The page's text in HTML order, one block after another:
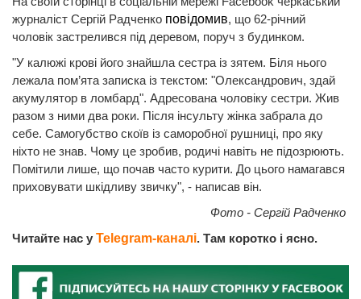
журналіст Сергій Радченко повідомив, що 62-річний
чоловік застрелився під деревом, поруч з будинком.
"У калюжі крові його знайшла сестра із зятем. Біля нього
лежала пом’ята записка із текстом: "Олександрович, здай
акумулятор в ломбард". Адресована чоловіку сестри. Жив
разом з ними два роки. Після інсульту жінка забрала до
себе. Самогубство скоїв із саморобної рушниці, про яку
ніхто не знав. Чому це зробив, родичі навіть не підозрюють.
Помітили лише, що почав часто курити. До цього намагався
приховувати шкідливу звичку", - написав він.
Фото - Сергій Радченко
Читайте нас у Telegram-каналі. Там коротко і ясно.